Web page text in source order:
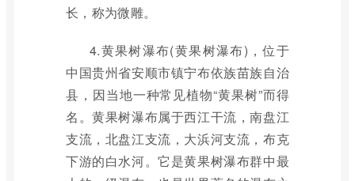
长，称为微雕。
4.黄果树瀑布(黄果树瀑布)，位于
中国贵州省安顺市镇宁布依族苗族自治
县，因当地一种常见植物“黄果树”而得
名。黄果树瀑布属于西江干流，南盘江
支流，北盘江支流，大浜河支流，布克
下游的白水河。它是黄果树瀑布群中最